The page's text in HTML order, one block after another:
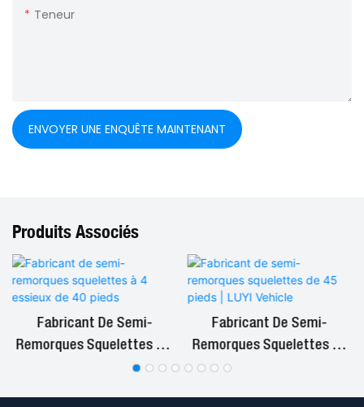
Teneur
ENVOYER UNE ENQUÊTE MAINTENANT
Produits Associés
Fabricant De Semi-
Remorques Squelettes À 4
Essieux De 40 Pieds
Fabricant De Semi-
Remorques Squelettes De
45 Pieds | LUYI Vehicle